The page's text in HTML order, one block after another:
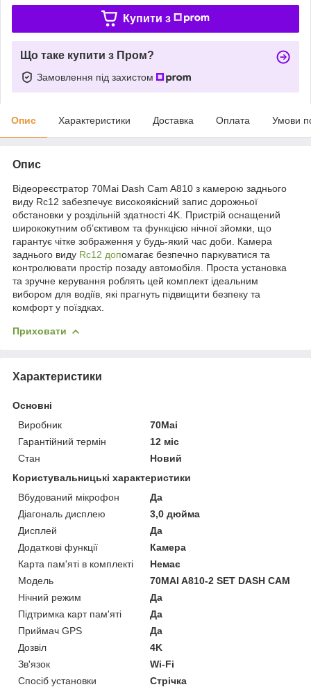
Купити з
Що таке купити з Пром?
Замовлення під захистом
Опис Характеристики Доставка Оплата Умови
Опис
Відеореєстратор 70Mai Dash Cam A810 з камерою заднього
виду Rc12 забезпечує високоякісний запис дорожньої
обстановки у роздільній здатності 4K. Пристрій оснащений
ширококутним об’єктивом та функцією нічної зйомки, що
гарантує чітке зображення у будь-який час доби. Камера
заднього виду Rc12 допомагає безпечно паркуватися та
контролювати простір позаду автомобіля. Проста установка
та зручне керування роблять цей комплект ідеальним
вибором для водіїв, які прагнуть підвищити безпеку та
комфорт у поїздках.
Приховати
Характеристики
Основні
Виробник
70Mai
Гарантійний термін
12 міс
Стан
Новий
Користувальницькі характеристики
Вбудований мікрофон
Да
Діагональ дисплею
3,0 дюйма
Дисплей
Да
Додаткові функції
Камера
Карта пам'яті в комплекті
Немає
Мoдель
70MAI A810-2 SET DASH CAM
Нічний режим
Да
Підтримка карт пам'яті
Да
Приймач GPS
Да
Дозвіл
4K
Зв'язок
Wi-Fi
Спосіб установки
Стрічка